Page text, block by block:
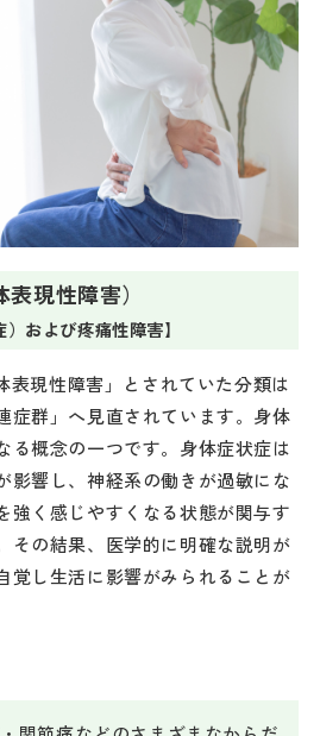
現性障害）
）および疼痛性障害】
表現性障害」とされていた分類は
症群」へ見直されています。身体
る概念の一つです。身体症状症は
影響し、神経系の働きが過敏にな
強く感じやすくなる状態が関与す
その結果、医学的に明確な説明が
覚し生活に影響がみられることが